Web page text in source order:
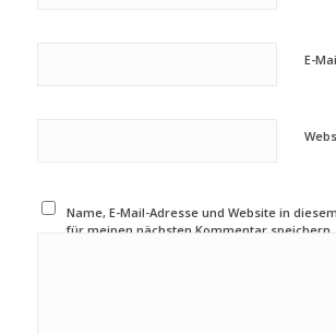
E-
Name, E-Mail-Adresse und Website in
für meinen nächsten Kommentar speichern.